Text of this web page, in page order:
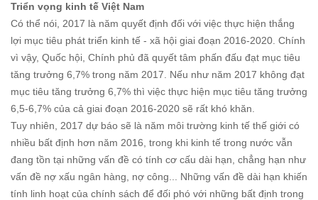
Triển vọng kinh tế Việt Nam
Có thể nói, 2017 là năm quyết định đối với việc thực hiện thắng
lợi mục tiêu phát triển kinh tế - xã hội giai đoạn 2016-2020. Chính
vì vậy, Quốc hội, Chính phủ đã quyết tâm phấn đấu đạt mục tiêu
tăng trưởng 6,7% trong năm 2017. Nếu như năm 2017 không đạt
mục tiêu tăng trưởng 6,7% thì việc thực hiện mục tiêu tăng trưởng
6,5-6,7% của cả giai đoạn 2016-2020 sẽ rất khó khăn.
Tuy nhiên, 2017 dự báo sẽ là năm môi trường kinh tế thế giới có
nhiều bất định hơn năm 2016, trong khi kinh tế trong nước vẫn
đang tồn tại những vấn đề có tính cơ cấu dài hạn, chẳng hạn như
vấn đề nợ xấu ngân hàng, nợ công... Những vấn đề dài hạn khiến
tính linh hoạt của chính sách để đối phó với những bất định trong